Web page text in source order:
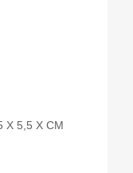
X 5,5 X CM